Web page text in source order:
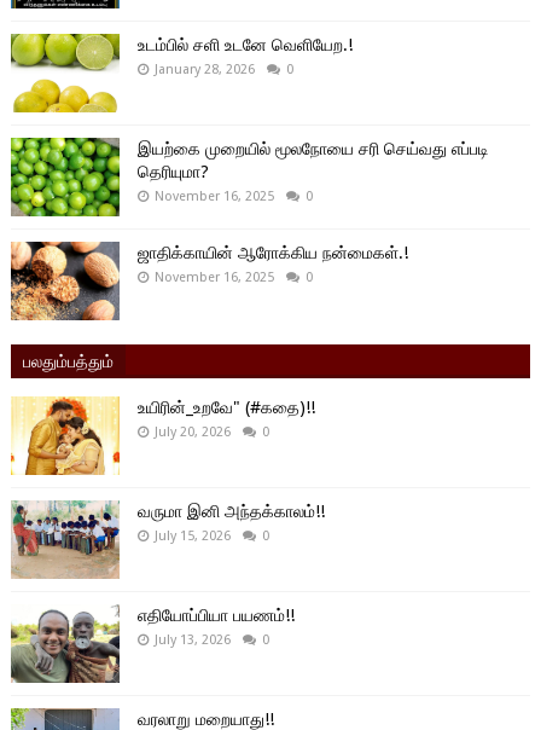
உடம்பில் சளி உடனே வெளியேற.!
January 28, 2026 0
இயற்கை முறையில் மூலநோயை சரி செய்வது எப்படி
தெரியுமா?
November 16, 2025 0
ஜாதிக்காயின் ஆரோக்கிய நன்மைகள்.!
November 16, 2025 0
பலதும்பத்தும்
உயிரின்_உறவே" (#கதை)!!
July 20, 2026 0
வருமா இனி அந்தக்காலம்!!
July 15, 2026 0
எதியோப்பியா பயணம்!!
July 13, 2026 0
வரலாறு மறையாது!!